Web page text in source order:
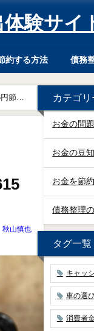
験サイ
約する方法 債務
節約
秋山慎也
カテゴリ
お金の問
お金の豆
お金を節
債務整理
タグ一覧
キャッ
車の選
消費者